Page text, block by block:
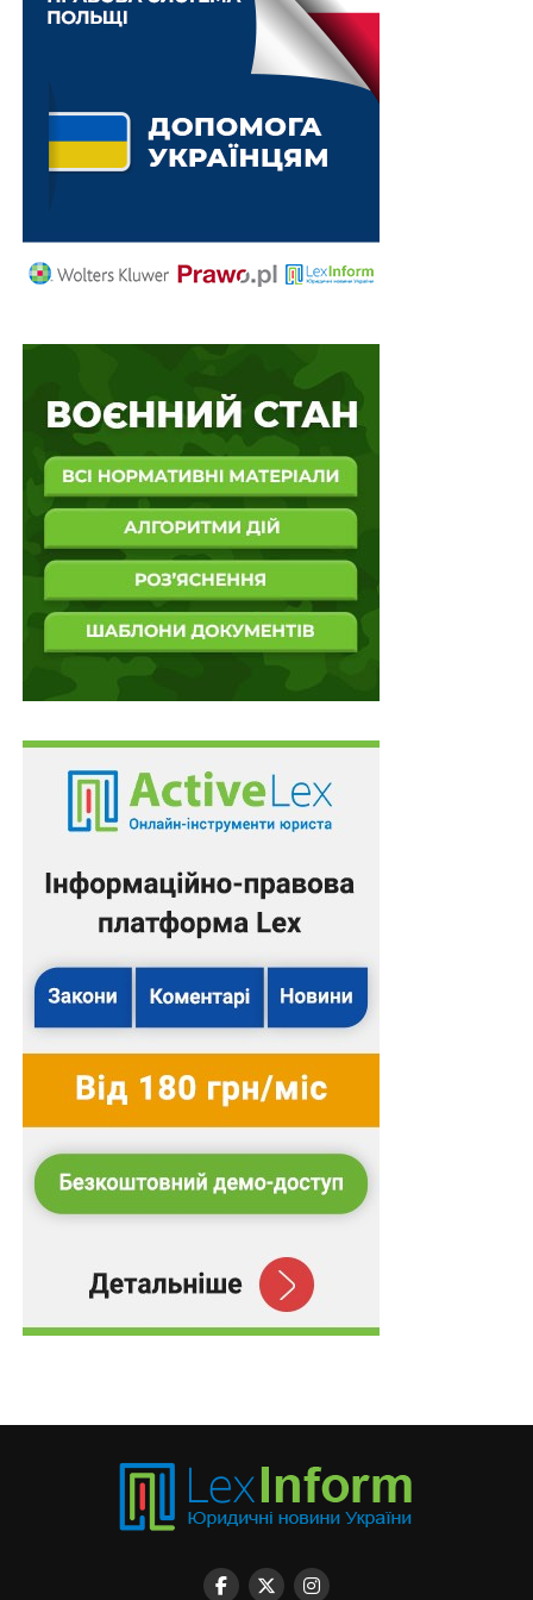
ПОВ'ЯЗАНІ ТЕМИ: LEX
АДВОКАТ
КПК УКРАЇНИ
51 000 грн штрафу за сприяння шахрайству
шляхом інформаційного поширення
НЕ ПРОПУСТІТЬ